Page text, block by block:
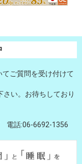
てご質問を受け付けて
い。お待ちしており
電話:06-6692-1356